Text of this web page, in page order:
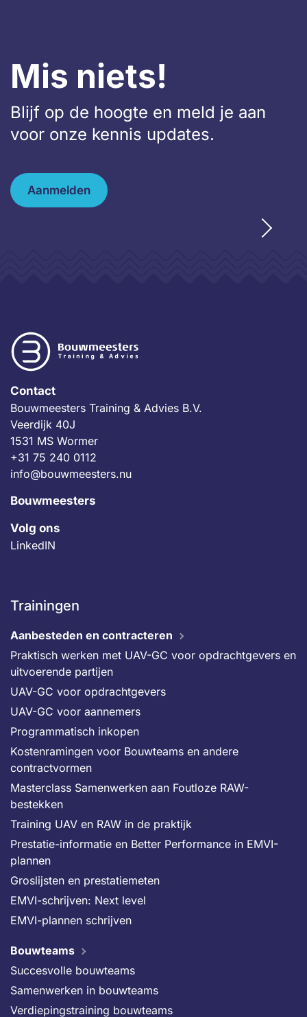
Mis niets!
Blijf op de hoogte en meld je aan
voor onze kennis updates.
Aanmelden
Contact
Bouwmeesters Training & Advies B.V.
Veerdijk 40J
1531 MS Wormer
+31 75 240 0112
info@bouwmeesters.nu
Bouwmeesters
Volg ons
LinkedIN
Trainingen
Aanbesteden en contracteren
Praktisch werken met UAV-GC voor opdrachtgevers en
uitvoerende partijen
UAV-GC voor opdrachtgevers
UAV-GC voor aannemers
Programmatisch inkopen
Kostenramingen voor Bouwteams en andere
contractvormen
Masterclass Samenwerken aan Foutloze RAW-
bestekken
Training UAV en RAW in de praktijk
Prestatie-informatie en Better Performance in EMVI-
plannen
Groslijsten en prestatiemeten
EMVI-schrijven: Next level
EMVI-plannen schrijven
Bouwteams
Succesvolle bouwteams
Samenwerken in bouwteams
Verdiepingstraining bouwteams